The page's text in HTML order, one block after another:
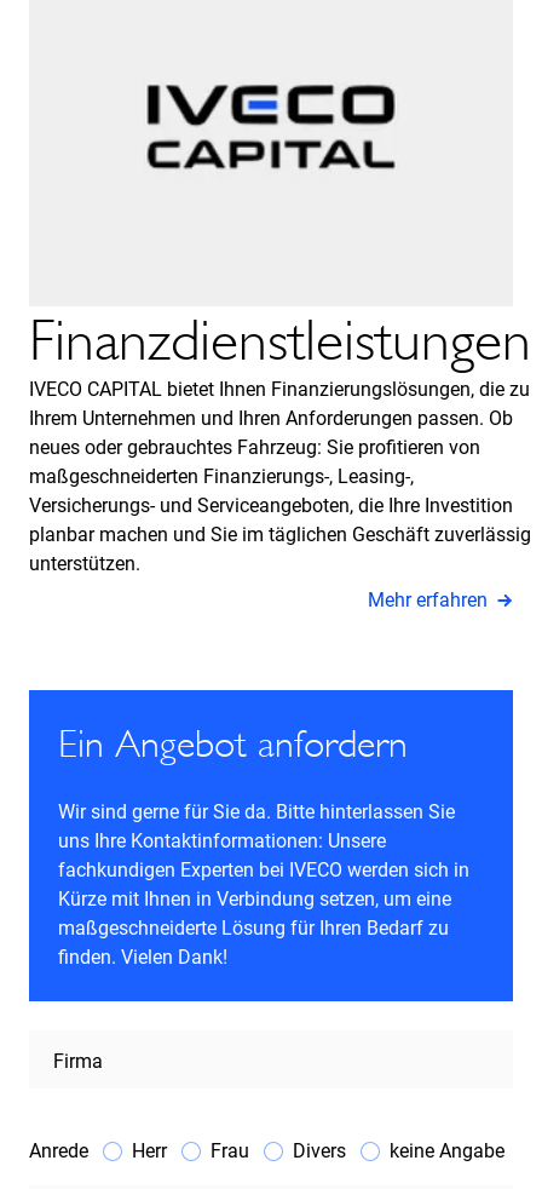
Finanzdienstleistungen
IVECO CAPITAL bietet Ihnen Finanzierungslösungen, die zu
Ihrem Unternehmen und Ihren Anforderungen passen. Ob
neues oder gebrauchtes Fahrzeug: Sie profitieren von
maßgeschneiderten Finanzierungs-, Leasing-,
Versicherungs- und Serviceangeboten, die Ihre Investition
planbar machen und Sie im täglichen Geschäft zuverlässig
unterstützen.
Mehr erfahren
Ein Angebot anfordern
Wir sind gerne für Sie da. Bitte hinterlassen Sie
uns Ihre Kontaktinformationen: Unsere
fachkundigen Experten bei IVECO werden sich in
Kürze mit Ihnen in Verbindung setzen, um eine
maßgeschneiderte Lösung für Ihren Bedarf zu
finden. Vielen Dank!
Firma
Anrede Herr Frau Divers keine Angabe